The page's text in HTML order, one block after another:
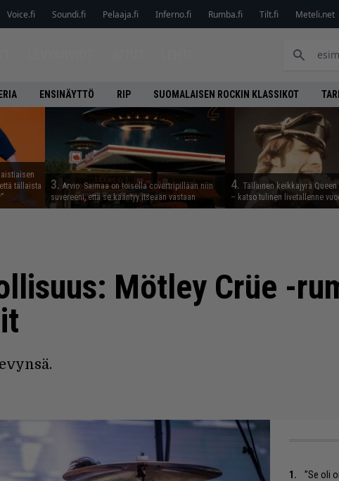
Voice.fi Soundi.fi Pelaaja.fi Inferno.fi Rumba.fi Tilt.fi Meteli.net
ENSINÄYTTÖ RIP SUOMALAISEN ROCKIN KLASSIKOT
tällaista
3. Arvio: Saimaa on toisella covertripillään niin
suvereeni, että se kääntyy itseään vastaan
4. Tällainen keikkajyrä Queen
– katso tulinen livetallenne
Mötley Crüe -
”Se oli